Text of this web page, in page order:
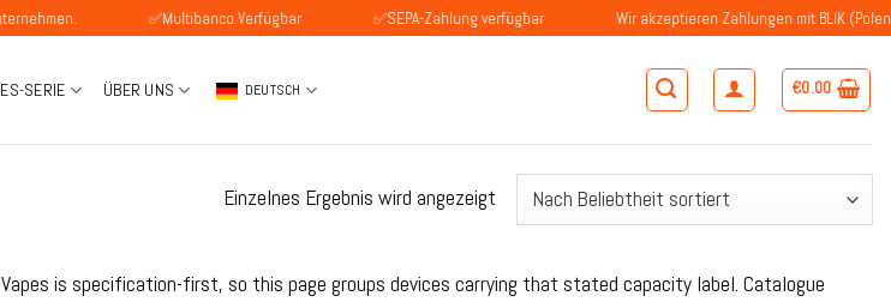
✅Multibanco Verfügbar ✅SEPA-Zahlung verfügbar Wir akzeptieren Zahlungen mit BLIK (Polen)
SERIE ÜBER UNS DEUTSCH €0.00
Einzelnes Ergebnis wird angezeigt
is specification-first, so this page groups devices carrying that stated capacity label. Catalogue